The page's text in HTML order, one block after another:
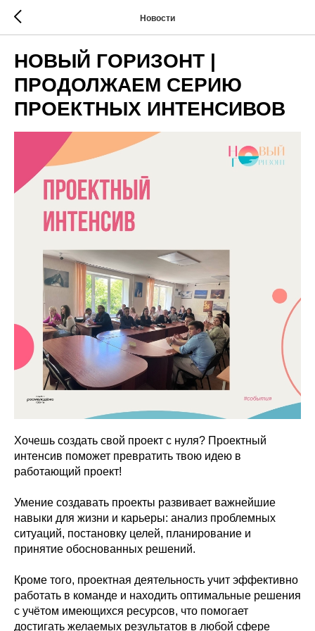
Новости
НОВЫЙ ГОРИЗОНТ |
ПРОДОЛЖАЕМ СЕРИЮ
ПРОЕКТНЫХ ИНТЕНСИВОВ
Хочешь создать свой проект с нуля? Проектный
интенсив поможет превратить твою идею в
работающий проект!
Умение создавать проекты развивает важнейшие
навыки для жизни и карьеры: анализ проблемных
ситуаций, постановку целей, планирование и
принятие обоснованных решений.
Кроме того, проектная деятельность учит эффективно
работать в команде и находить оптимальные решения
с учётом имеющихся ресурсов, что помогает
достигать желаемых результатов в любой сфере